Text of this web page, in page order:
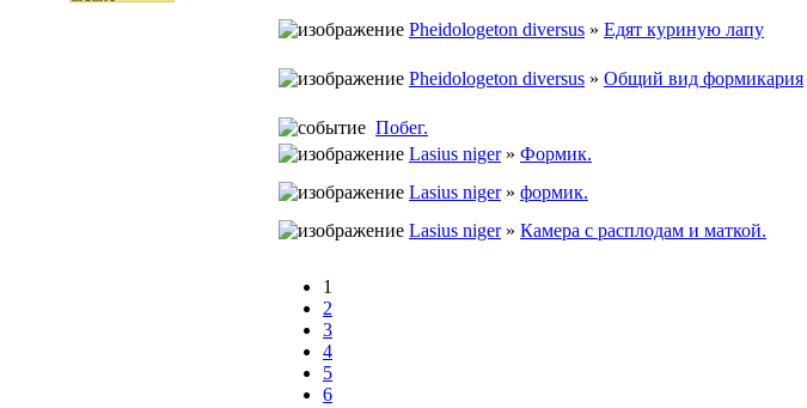
Pheidologeton diversus » Едят куриную лапу
Pheidologeton diversus » Общий вид формикария
Побег.
Lasius niger» Формик.
Lasius niger» формик.
Lasius niger» Камера с расплодам и маткой.
1
2
3
4
5
6